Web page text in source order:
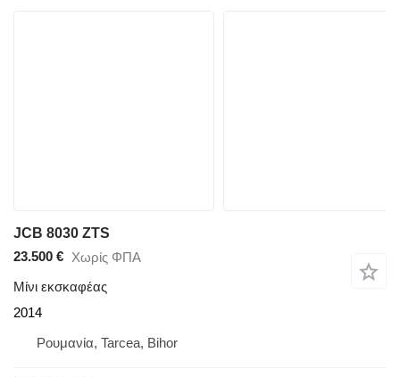
JCB 8030 ZTS
23.500 € Χωρίς ΦΠΑ
Μίνι εκσκαφέας
2014
Ρουμανία, Tarcea, Bihor